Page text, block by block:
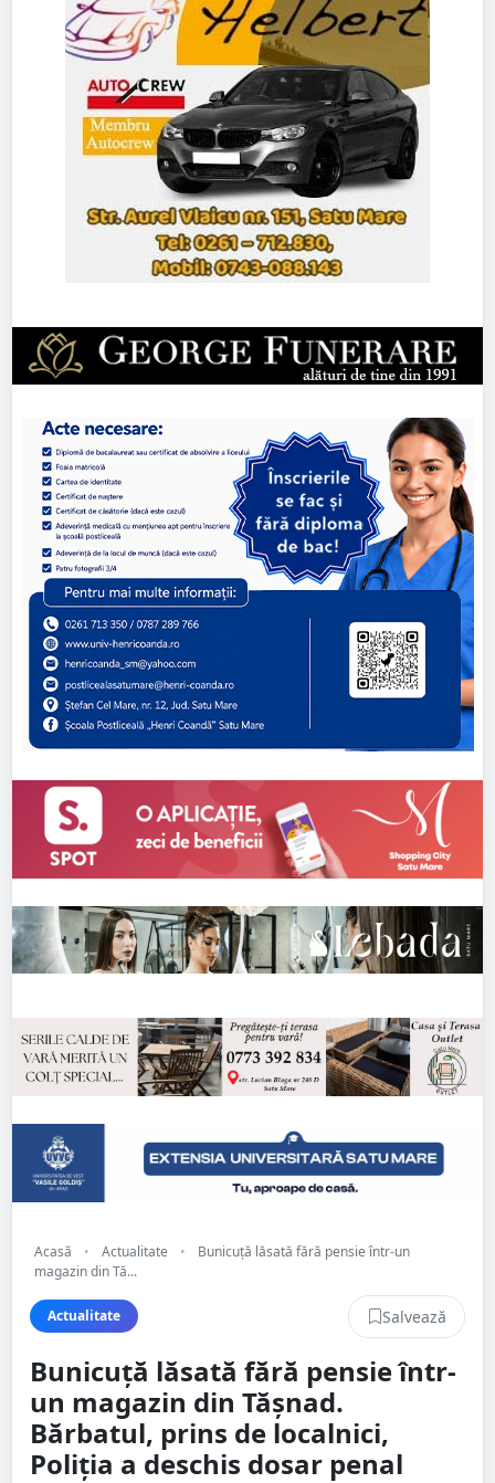
Acasă • Actualitate •
Bunicuță lăsată fără pensie într-un
magazin din Tă...
Actualitate Salvează
Bunicuță lăsată fără pensie într-
un magazin din Tășnad.
Bărbatul, prins de localnici,
Poliția a deschis dosar penal